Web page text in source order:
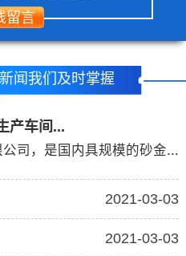
留言
闻我们及时掌握
产车间...
司，是国内具规模的砂金...
2021-03-03
2021-03-03